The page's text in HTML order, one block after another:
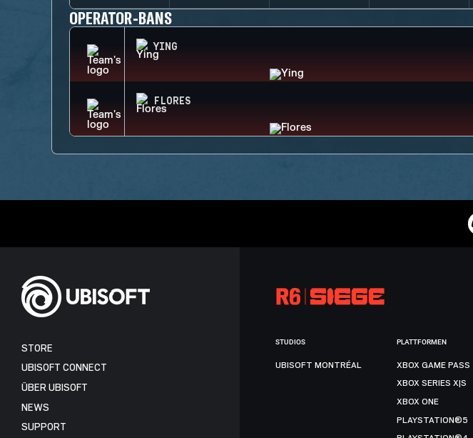
OPERATOR-BANS
YING
FLORES
STORE
UBISOFT CONNECT
ÜBER UBISOFT
NEWS
SUPPORT
STUDIOS
UBISOFT MONTRÉAL
PLATTFORMEN
XBOX GAME PASS
XBOX SERIES X|S
XBOX ONE
PLAYSTATION®5